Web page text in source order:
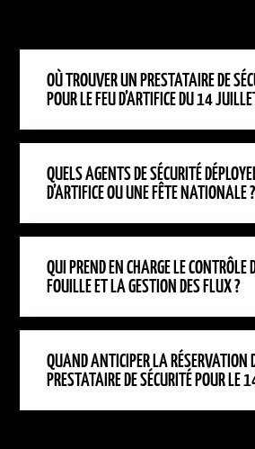
OÙ TROUVER UN PRESTATAIRE DE
POUR LE FEU D’ARTIFICE DU 14
QUELS AGENTS DE SÉCURITÉ
D’ARTIFICE OU UNE FÊTE NATIONALE ?
QUI PREND EN CHARGE LE CONTRÔLE
FOUILLE ET LA GESTION DES FLUX ?
QUAND ANTICIPER LA RÉSERVATION
PRESTATAIRE DE SÉCURITÉ POUR LE